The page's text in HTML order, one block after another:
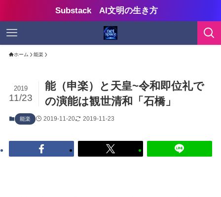
Substack AI文明の生き方
ホーム 能楽
能（申楽）と天皇~令和即位礼で
の演能は観世清和「石橋」
2019
11/23
能楽 2019-11-20 2019-11-23